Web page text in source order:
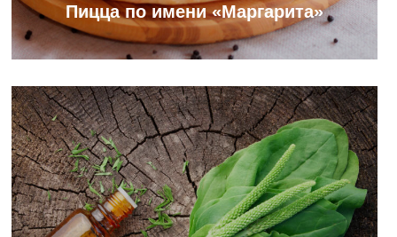
Пицца по имени «Маргарита»